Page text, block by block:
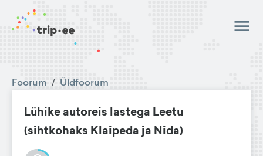
Foorum / Üldfoorum
Lühike autoreis lastega Leetu
(sihtkohaks Klaipeda ja Nida)